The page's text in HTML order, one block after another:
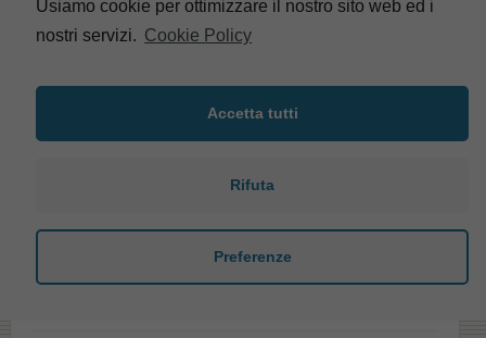
DOLOMITE(116)
Usiamo cookie per ottimizzare il nostro sito web ed i
nostri servizi. Cookie Policy
Accetta tutti
Rifuta
Preferenze